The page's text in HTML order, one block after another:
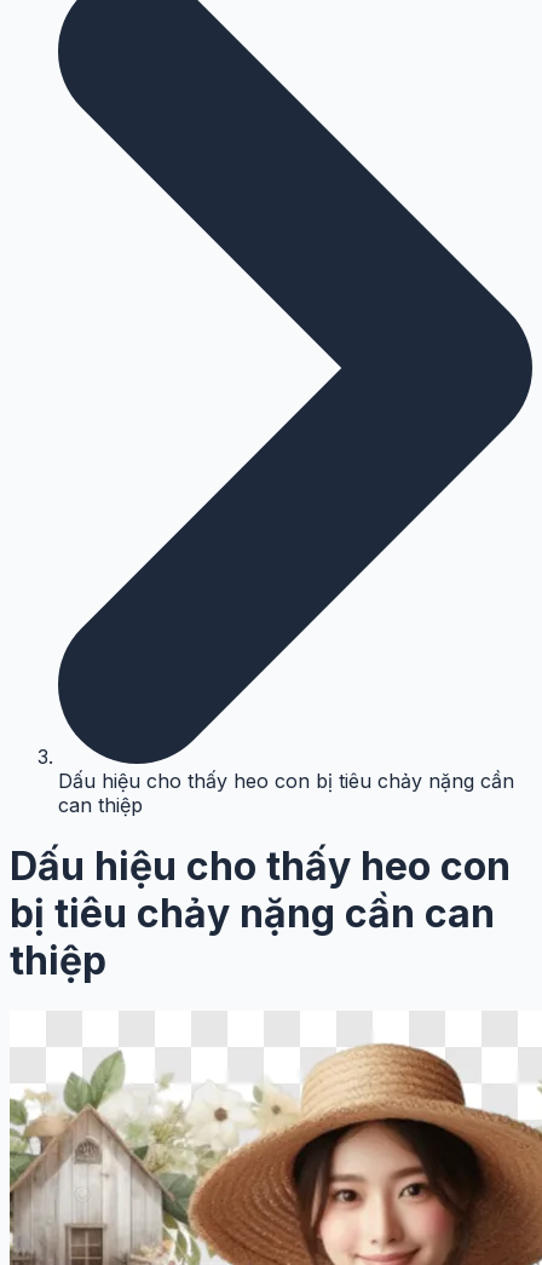
Dấu hiệu cho thấy heo con bị tiêu chảy nặng cần
can thiệp
Dấu hiệu cho thấy heo con
bị tiêu chảy nặng cần can
thiệp